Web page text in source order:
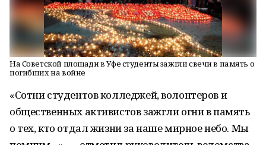
На Советской площади в Уфе студенты зажгли свечи в память о
погибших на войне
«Сотни студентов колледжей, волонтеров и
общественных активистов зажгли огни в память
о тех, кто отдал жизни за наше мирное небо. Мы